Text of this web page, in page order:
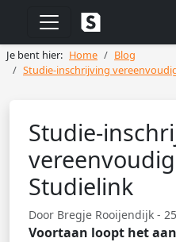
Je bent hier: Home
Blog
Studie-inschrijving
Studie-
Studielink
Door Bregje Rooijendijk -
Voortaan loopt het